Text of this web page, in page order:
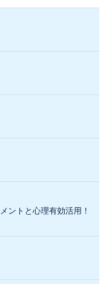
ントと心理有効活用！